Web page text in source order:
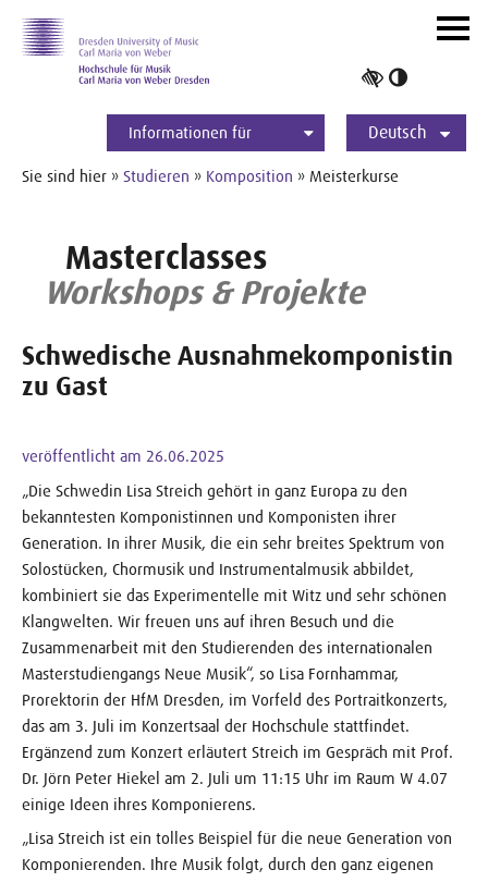
Informationen für
Studierende
Bewerber*innen
International
Presse
Alumni
Deutsch
English
ein-/
Sie sind hier » Studieren » Komposition » Meisterkurse
Masterclasses
Workshops & Projekte
Schwedische Ausnahmekomponistin
zu Gast
veröffentlicht am 26.06.2025
„Die Schwedin Lisa Streich gehört in ganz Europa zu den
bekanntesten Komponistinnen und Komponisten ihrer
Generation. In ihrer Musik, die ein sehr breites Spektrum von
Solostücken, Chormusik und Instrumentalmusik abbildet,
kombiniert sie das Experimentelle mit Witz und sehr schönen
Klangwelten. Wir freuen uns auf ihren Besuch und die
Zusammenarbeit mit den Studierenden des internationalen
Masterstudiengangs Neue Musik“, so Lisa Fornhammar,
Prorektorin der HfM Dresden, im Vorfeld des Portraitkonzerts,
das am 3. Juli im Konzertsaal der Hochschule stattfindet.
Ergänzend zum Konzert erläutert Streich im Gespräch mit Prof.
Dr. Jörn Peter Hiekel am 2. Juli um 11:15 Uhr im Raum W 4.07
einige Ideen ihres Komponierens.
„Lisa Streich ist ein tolles Beispiel für die neue Generation von
Komponierenden. Ihre Musik folgt, durch den ganz eigenen